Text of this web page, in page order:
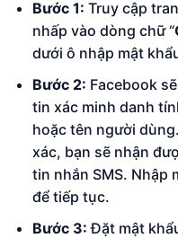
Bước 1: Truy cập
nhấp vào dòng chữ “
dưới ô nhập mật
Bước 2: Facebook
tin xác minh danh
hoặc tên người
xác, bạn sẽ nhận
tin nhắn SMS. Nhập
để tiếp tục.
Bước 3: Đặt mật